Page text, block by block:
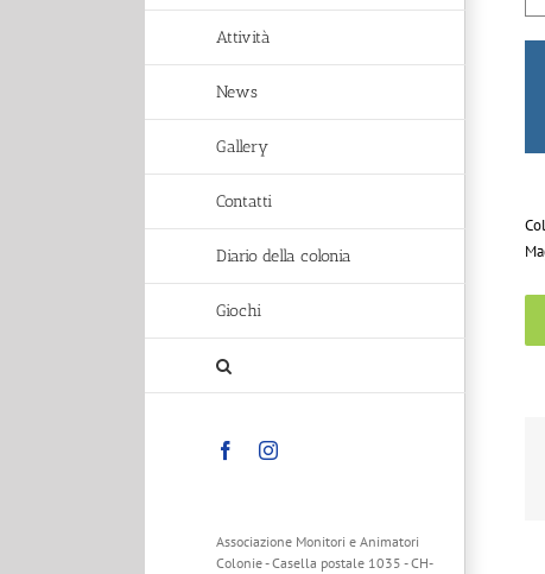
Attività
News
Gallery
Contatti
Diario della colonia
Giochi
FacebookInstagram
Associazione Monitori e Animatori
Colonie - Casella postale 1035 - CH-